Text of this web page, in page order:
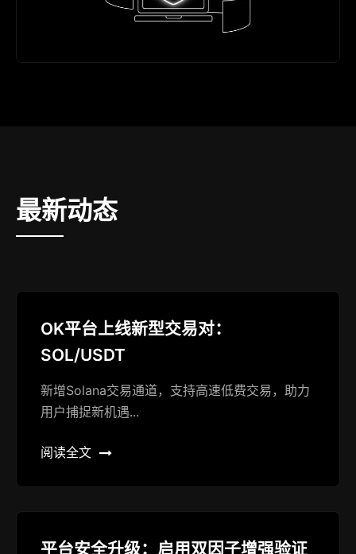
最新动态
OK平台上线新型交易对：
SOL/USDT
新增Solana交易通道，支持高速低费交易，助力
用户捕捉新机遇...
阅读全文
平台安全升级：启用双因子增强验证